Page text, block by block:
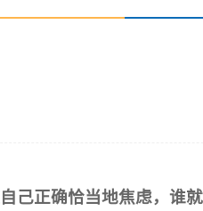
己正确恰当地焦虑，谁